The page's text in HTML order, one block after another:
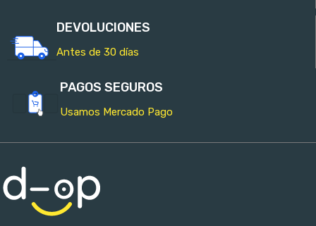
DEVOLUCIONES
Antes de 30 días
PAGOS SEGUROS
Usamos Mercado Pago